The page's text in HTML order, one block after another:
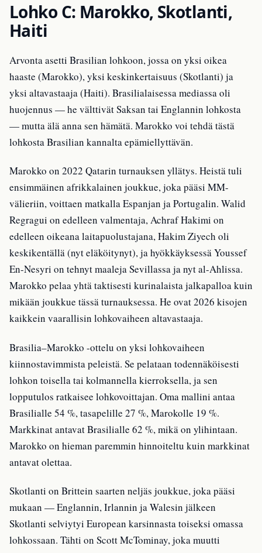
Lohko C: Marokko, Skotlanti,
Haiti
Arvonta asetti Brasilian lohkoon, jossa on yksi oikea
haaste (Marokko), yksi keskinkertaisuus (Skotlanti) ja
yksi altavastaaja (Haiti). Brasilialaisessa mediassa oli
huojennus — he välttivät Saksan tai Englannin lohkosta
— mutta älä anna sen hämätä. Marokko voi tehdä tästä
lohkosta Brasilian kannalta epämiellyttävän.
Marokko on 2022 Qatarin turnauksen yllätys. Heistä tuli
ensimmäinen afrikkalainen joukkue, joka pääsi MM-
välieriin, voittaen matkalla Espanjan ja Portugalin. Walid
Regragui on edelleen valmentaja, Achraf Hakimi on
edelleen oikeana laitapuolustajana, Hakim Ziyech oli
keskikentällä (nyt eläköitynyt), ja hyökkäyksessä Youssef
En-Nesyri on tehnyt maaleja Sevillassa ja nyt al-Ahlissa.
Marokko pelaa yhtä taktisesti kurinalaista jalkapalloa kuin
mikään joukkue tässä turnauksessa. He ovat 2026 kisojen
kaikkein vaarallisin lohkovaiheen altavastaaja.
Brasilia–Marokko -ottelu on yksi lohkovaiheen
kiinnostavimmista peleistä. Se pelataan todennäköisesti
lohkon toisella tai kolmannella kierroksella, ja sen
lopputulos ratkaisee lohkovoittajan. Oma mallini antaa
Brasilialle 54 %, tasapelille 27 %, Marokolle 19 %.
Markkinat antavat Brasilialle 62 %, mikä on ylihintaan.
Marokko on hieman paremmin hinnoiteltu kuin markkinat
antavat olettaa.
Skotlanti on Brittein saarten neljäs joukkue, joka pääsi
mukaan — Englannin, Irlannin ja Walesin jälkeen
Skotlanti selviytyi European karsinnasta toiseksi omassa
lohkossaan. Tähti on Scott McTominay, joka muutti